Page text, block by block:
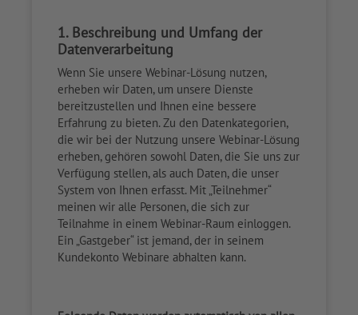
1. Beschreibung und Umfang der
Datenverarbeitung
Wenn Sie unsere Webinar-Lösung nutzen,
erheben wir Daten, um unsere Dienste
bereitzustellen und Ihnen eine bessere
Erfahrung zu bieten. Zu den Datenkategorien,
die wir bei der Nutzung unsere Webinar-Lösung
erheben, gehören sowohl Daten, die Sie uns zur
Verfügung stellen, als auch Daten, die unser
System von Ihnen erfasst. Mit „Teilnehmer“
meinen wir alle Personen, die sich zur
Teilnahme in einem Webinar-Raum einloggen.
Ein „Gastgeber“ ist jemand, der in seinem
Kundekonto Webinare abhalten kann.